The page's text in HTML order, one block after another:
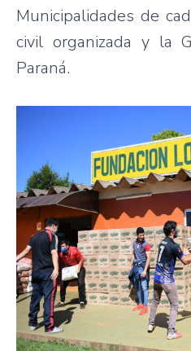
Municipalidades de
civil organizada y la
Paraná.